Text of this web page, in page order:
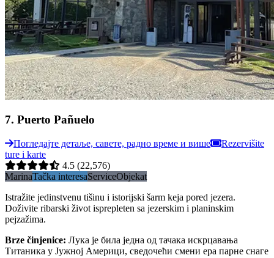
7. Puerto Pañuelo
Погледајте детаље, савете, радно време и више
Rezervišite
ture i karte
4.5 (22,576)
MarinaTačka interesaServiceObjekat
Istražite jedinstvenu tišinu i istorijski šarm keja pored jezera.
Doživite ribarski život isprepleten sa jezerskim i planinskim
pejzažima.
Brze činjenice: Лука је била једна од тачака искрцавања
Титаника у Јужној Америци, сведочећи смени ера парне снаге